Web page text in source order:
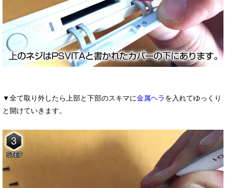
▼全て取り外したら上部と下部のスキマに金属ヘラを入れてゆっくり
と開けていきます。